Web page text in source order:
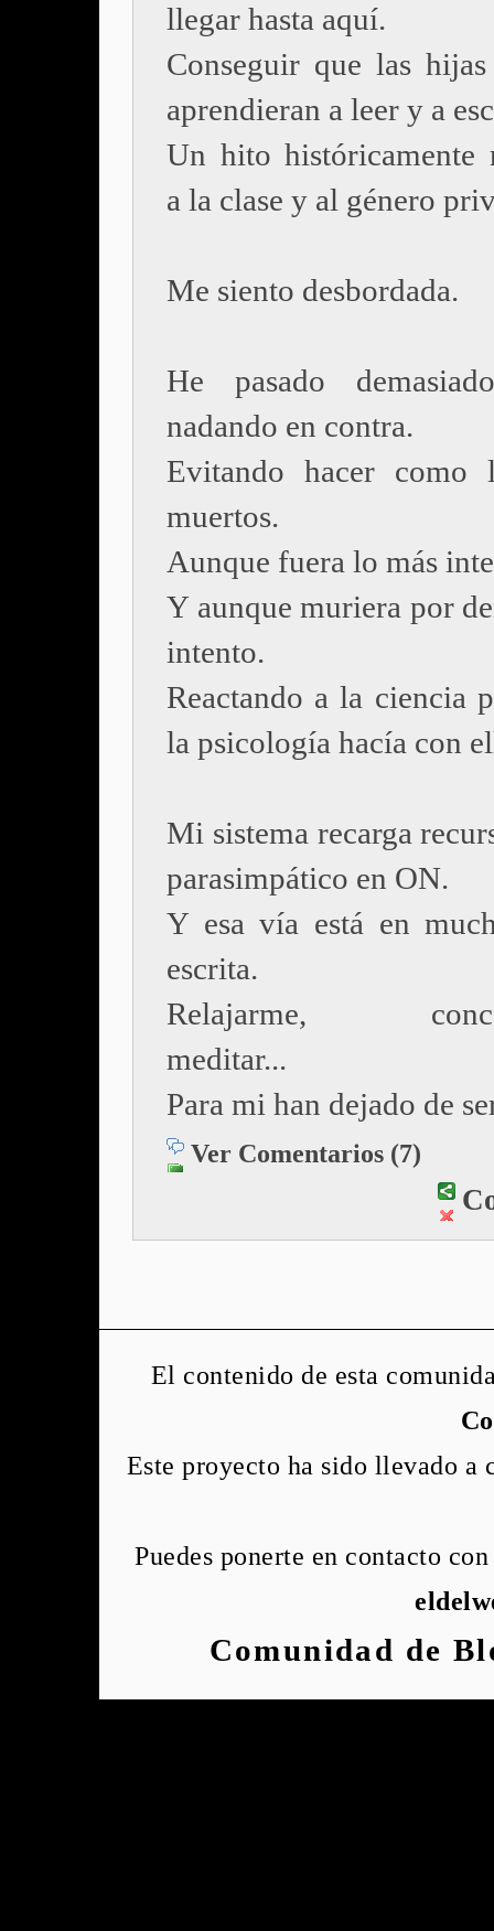
llegar hasta aquí.
Conseguir que las
aprendieran a leer y a
Un hito históricamente
a la clase y al género
Me siento desbordada.
He pasado
nadando en contra.
Evitando hacer como
muertos.
Aunque fuera lo más
Y aunque muriera por
intento.
Reactando a la ciencia
la psicología hacía con
Mi sistema recarga
parasimpático en ON.
Y esa vía está en
escrita.
Relajarme,
meditar...
Para mi han dejado de
Ver Comentarios (7)
El contenido de esta
Este proyecto ha sido llevado
Puedes ponerte en contacto
Comunidad de